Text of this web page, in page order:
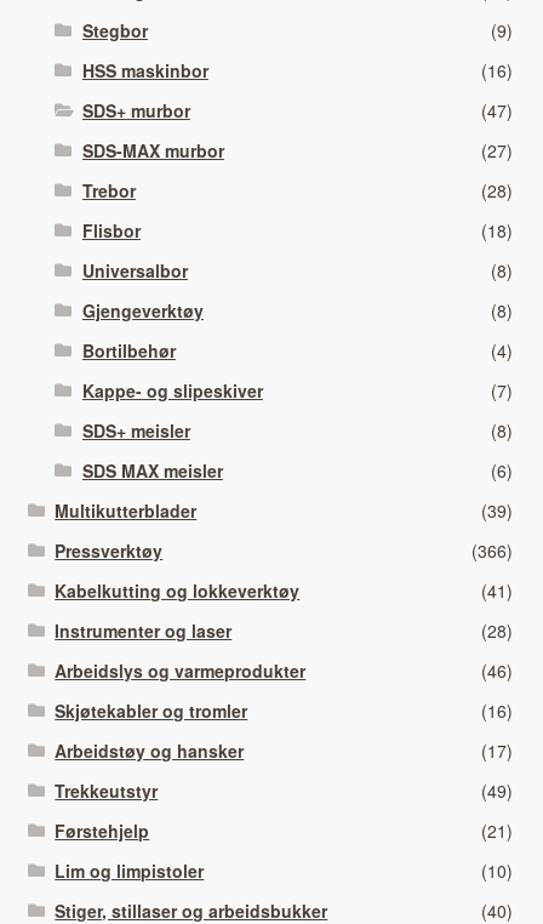
Stegbor
(9)
HSS maskinbor
(16)
SDS+ murbor
(47)
SDS-MAX murbor
(27)
Trebor
(28)
Flisbor
(18)
Universalbor
(8)
Gjengeverktøy
(8)
Bortilbehør
(4)
Kappe- og slipeskiver
(7)
SDS+ meisler
(8)
SDS MAX meisler
(6)
Multikutterblader
(39)
Pressverktøy
(366)
Kabelkutting og lokkeverktøy
(41)
Instrumenter og laser
(28)
Arbeidslys og varmeprodukter
(46)
Skjøtekabler og tromler
(16)
Arbeidstøy og hansker
(17)
Trekkeutstyr
(49)
Førstehjelp
(21)
Lim og limpistoler
(10)
Stiger, stillaser og arbeidsbukker
(40)